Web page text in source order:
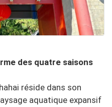
des quatre saisons
réside dans son
aquatique expansif